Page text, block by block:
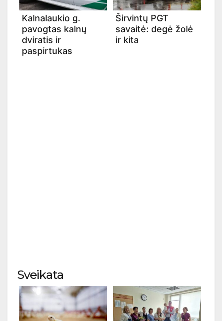
Kalnalaukio g.
pavogtas kalnų
dviratis ir
paspirtukas
Širvintų PGT
savaitė: degė žolė
ir kita
Sveikata